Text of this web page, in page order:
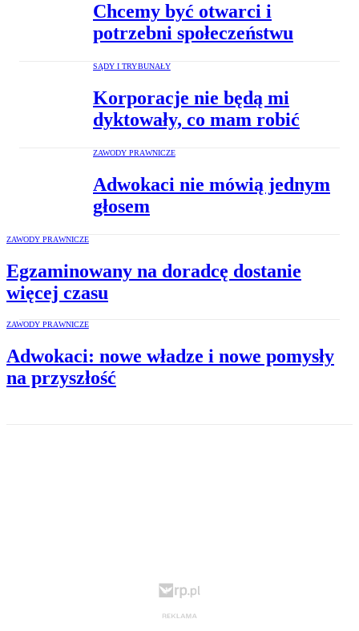
Chcemy być otwarci i
potrzebni społeczeństwu
SĄDY I TRYBUNAŁY
Korporacje nie będą mi
dyktowały, co mam robić
ZAWODY PRAWNICZE
Adwokaci nie mówią jednym
głosem
ZAWODY PRAWNICZE
Egzaminowany na doradcę dostanie
więcej czasu
ZAWODY PRAWNICZE
Adwokaci: nowe władze i nowe pomysły
na przyszłość